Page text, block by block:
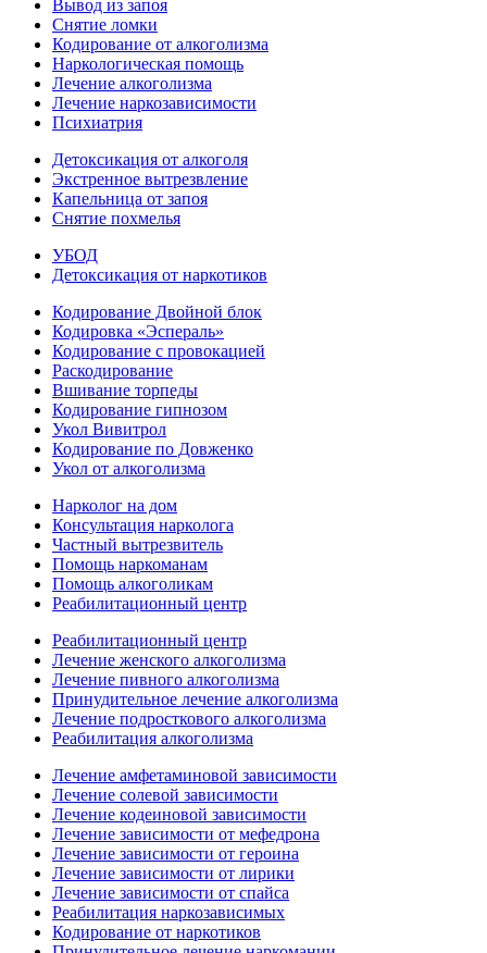
Вывод из запоя
Снятие ломки
Кодирование от алкоголизма
Наркологическая помощь
Лечение алкоголизма
Лечение наркозависимости
Психиатрия
Детоксикация от алкоголя
Экстренное вытрезвление
Капельница от запоя
Снятие похмелья
УБОД
Детоксикация от наркотиков
Кодирование Двойной блок
Кодировка «Эспераль»
Кодирование с провокацией
Раскодирование
Вшивание торпеды
Кодирование гипнозом
Укол Вивитрол
Кодирование по Довженко
Укол от алкоголизма
Нарколог на дом
Консультация нарколога
Частный вытрезвитель
Помощь наркоманам
Помощь алкоголикам
Реабилитационный центр
Реабилитационный центр
Лечение женского алкоголизма
Лечение пивного алкоголизма
Принудительное лечение алкоголизма
Лечение подросткового алкоголизма
Реабилитация алкоголизма
Лечение амфетаминовой зависимости
Лечение солевой зависимости
Лечение кодеиновой зависимости
Лечение зависимости от мефедрона
Лечение зависимости от героина
Лечение зависимости от лирики
Лечение зависимости от спайса
Реабилитация наркозависимых
Кодирование от наркотиков